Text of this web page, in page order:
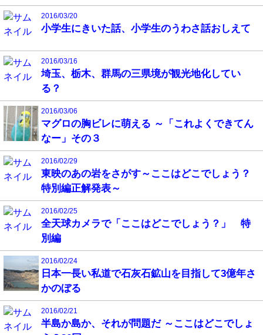
2016/03/20
小学生にきいた話、小学生のうわさ話おしえて
2016/03/16
埼玉、栃木、群馬の三県境が観光地化してい
る？
2016/03/06
マグロの胸ビレに萌える ～「これよくできてん
なー」その３
2016/02/29
東映のあの岩をさがす～ここはどこでしょう？
特別編正解発表～
2016/02/25
全天球カメラで「ここはどこでしょう？」 特
別編
2016/02/24
日本一長い私道で石灰石鉱山を目指して3億年さ
かのぼる
2016/02/21
半島か島か、それが問題だ ～ここはどこでしょ